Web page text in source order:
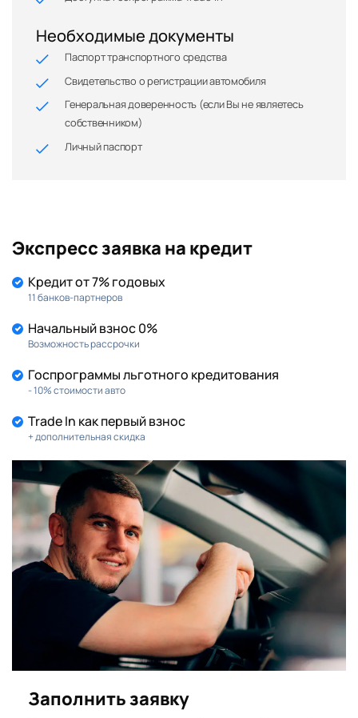
Необходимые документы
Паспорт транспортного средства
Свидетельство о регистрации автомобиля
Генеральная доверенность (если Вы не являетесь
собственником)
Личный паспорт
Экспресс заявка на кредит
Кредит от 7% годовых
11 банков-партнеров
Начальный взнос 0%
Возможность рассрочки
Госпрограммы льготного кредитования
- 10% стоимости авто
Trade In как первый взнос
+ дополнительная скидка
Заполнить заявку